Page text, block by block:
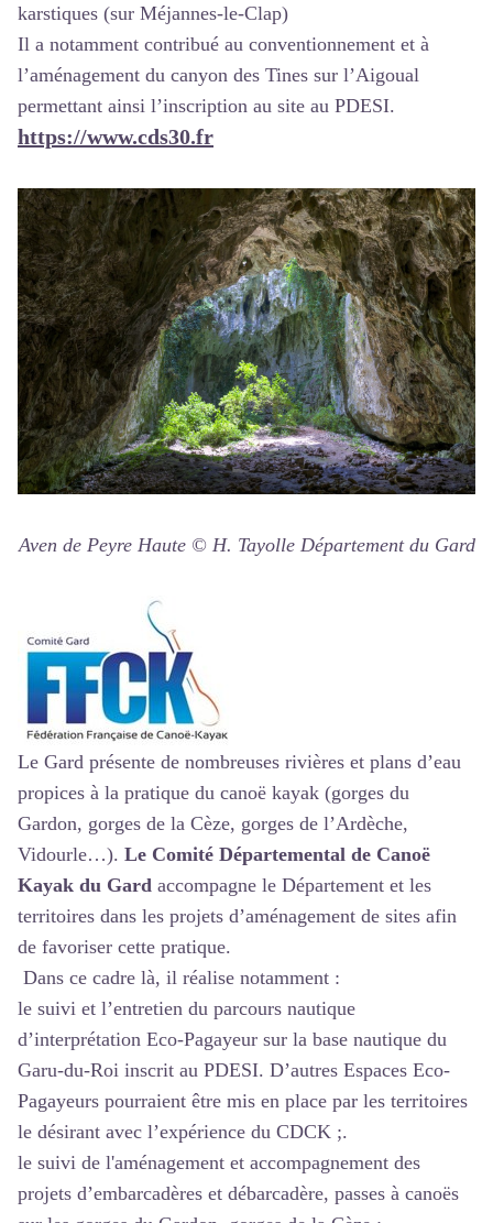
karstiques (sur Méjannes-le-Clap)
Il a notamment contribué au conventionnement et à
l’aménagement du canyon des Tines sur l’Aigoual
permettant ainsi l’inscription au site au PDESI.
https://www.cds30.fr
Aven de Peyre Haute © H. Tayolle Département du Gard
Le Gard présente de nombreuses rivières et plans d’eau
propices à la pratique du canoë kayak (gorges du
Gardon, gorges de la Cèze, gorges de l’Ardèche,
Vidourle…). Le Comité Départemental de Canoë
Kayak du Gard accompagne le Département et les
territoires dans les projets d’aménagement de sites afin
de favoriser cette pratique.
Dans ce cadre là, il réalise notamment :
le suivi et l’entretien du parcours nautique
d’interprétation Eco-Pagayeur sur la base nautique du
Garu-du-Roi inscrit au PDESI. D’autres Espaces Eco-
Pagayeurs pourraient être mis en place par les territoires
le désirant avec l’expérience du CDCK ;.
le suivi de l'aménagement et accompagnement des
projets d’embarcadères et débarcadère, passes à canoës